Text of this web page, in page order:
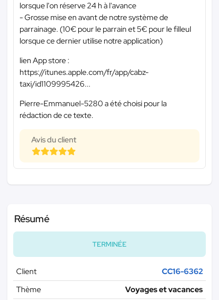
lorsque l'on réserve 24 h à l'avance
- Grosse mise en avant de notre système de
parrainage. (10€ pour le parrain et 5€ pour le filleul
lorsque ce dernier utilise notre application)
lien App store :
https://itunes.apple.com/fr/app/cabz-
taxi/id1109995426...
Pierre-Emmanuel-5280 a été choisi pour la
rédaction de ce texte.
Avis du client
Résumé
TERMINÉE
Client
CC16-6362
Thème
Voyages et vacances